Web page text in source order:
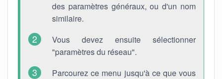
des paramètres généraux, ou d'un nom
similaire.
Vous devez ensuite sélectionner
"paramètres du réseau".
Parcourez ce menu jusqu'à ce que vous